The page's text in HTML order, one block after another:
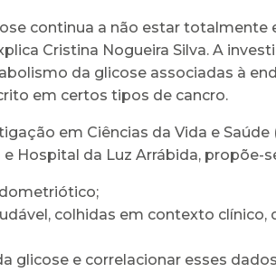
continua a não estar totalmente
Cristina Nogueira Silva. A
da glicose associadas à
em certos tipos de cancro.
em Ciências da Vida e Saúde
Hospital da Luz Arrábida, propõe-
colhidas em contexto clínico,
e correlacionar esses